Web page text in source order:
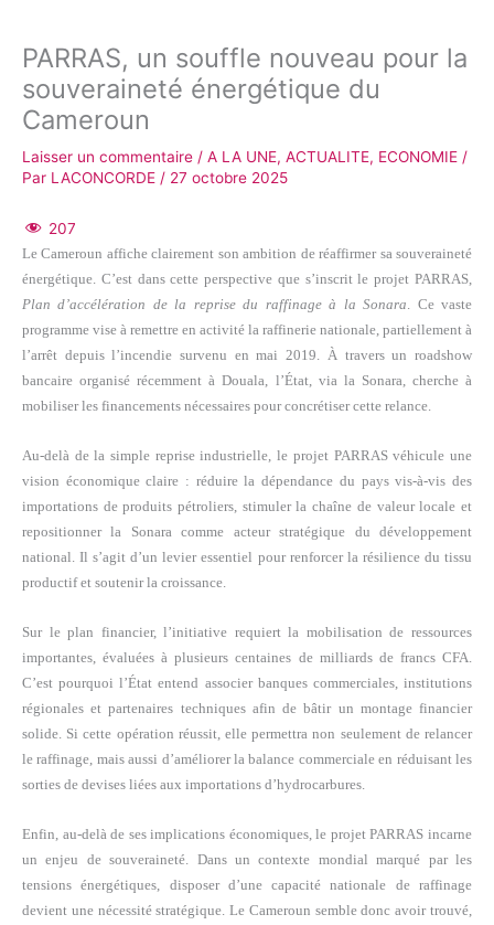
PARRAS, un souffle nouveau pour la
souveraineté énergétique du
Cameroun
Laisser un commentaire / A LA UNE, ACTUALITE, ECONOMIE /
Par LACONCORDE / 27 octobre 2025
207
Le Cameroun affiche clairement son ambition de réaffirmer sa souveraineté
énergétique. C’est dans cette perspective que s’inscrit le projet PARRAS,
Plan d’accélération de la reprise du raffinage à la Sonara. Ce vaste
programme vise à remettre en activité la raffinerie nationale, partiellement à
l’arrêt depuis l’incendie survenu en mai 2019. À travers un roadshow
bancaire organisé récemment à Douala, l’État, via la Sonara, cherche à
mobiliser les financements nécessaires pour concrétiser cette relance.
Au-delà de la simple reprise industrielle, le projet PARRAS véhicule une
vision économique claire : réduire la dépendance du pays vis-à-vis des
importations de produits pétroliers, stimuler la chaîne de valeur locale et
repositionner la Sonara comme acteur stratégique du développement
national. Il s’agit d’un levier essentiel pour renforcer la résilience du tissu
productif et soutenir la croissance.
Sur le plan financier, l’initiative requiert la mobilisation de ressources
importantes, évaluées à plusieurs centaines de milliards de francs CFA.
C’est pourquoi l’État entend associer banques commerciales, institutions
régionales et partenaires techniques afin de bâtir un montage financier
solide. Si cette opération réussit, elle permettra non seulement de relancer
le raffinage, mais aussi d’améliorer la balance commerciale en réduisant les
sorties de devises liées aux importations d’hydrocarbures.
Enfin, au-delà de ses implications économiques, le projet PARRAS incarne
un enjeu de souveraineté. Dans un contexte mondial marqué par les
tensions énergétiques, disposer d’une capacité nationale de raffinage
devient une nécessité stratégique. Le Cameroun semble donc avoir trouvé,